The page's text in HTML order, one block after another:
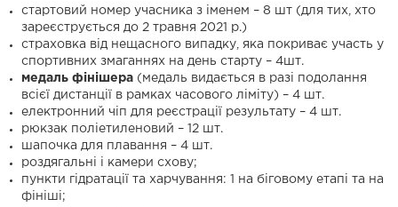
стартовий номер учасника з іменем – 8 шт (для тих, хто
зареєструється до 2 травня 2021 р.)
страховка від нещасного випадку, яка покриває участь у
спортивних змаганнях на день старту – 4шт.
медаль фінішера (медаль видається в разі подолання
всієї дистанції в рамках часового ліміту) – 4 шт.
електронний чіп для реєстрації результату – 4 шт.
рюкзак поліетиленовий – 12 шт.
шапочка для плавання – 4 шт.
роздягальні і камери схову;
пункти гідратації та харчування: 1 на біговому етапі та на
фініші;